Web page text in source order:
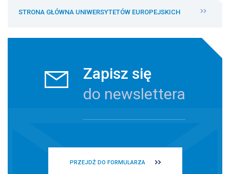
STRONA GŁÓWNA UNIWERSYTETÓW EUROPEJSKICH
Zapisz się
do newslettera
PRZEJDŹ DO FORMULARZA